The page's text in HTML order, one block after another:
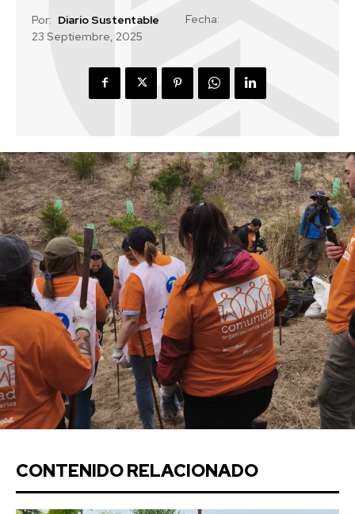
Por: Diario Sustentable
Fecha:
23 Septiembre, 2025
CONTENIDO RELACIONADO